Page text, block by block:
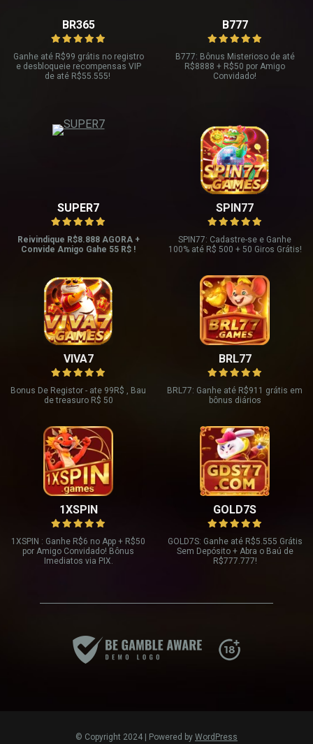
BR365
Ganhe até R$99 grátis no registro
e desbloqueie recompensas VIP
de até R$55.555!
B777
B777: Bônus Misterioso de até
R$8888 + R$50 por Amigo
Convidado!
SUPER7
Reivindique R$8.888 AGORA +
Convide Amigo Gahe 55 R$ !
SPIN77
SPIN77: Cadastre-se e Ganhe
100% até R$ 500 + 50 Giros Grátis!
VIVA7
Bonus De Registor - ate 99R$ , Bau
de treasuro R$ 50
BRL77
BRL77: Ganhe até R$911 grátis em
bônus diários
1XSPIN
1XSPIN : Ganhe R$6 no App + R$50
por Amigo Convidado! Bônus
Imediatos via PIX.
GOLD7S
GOLD7S: Ganhe até R$5.555 Grátis
Sem Depósito + Abra o Baú de
R$777.777!
© Copyright 2024 | Powered by WordPress